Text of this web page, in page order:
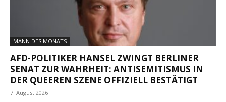
MANN DES MONATS
AFD-POLITIKER HANSEL ZWINGT BERLINER
SENAT ZUR WAHRHEIT: ANTISEMITISMUS IN
DER QUEEREN SZENE OFFIZIELL BESTÄTIGT
7. August 2026